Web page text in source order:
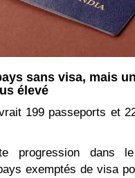
sans visa, mais
élevé
199 passeports et
progression dans
exemptés de visa